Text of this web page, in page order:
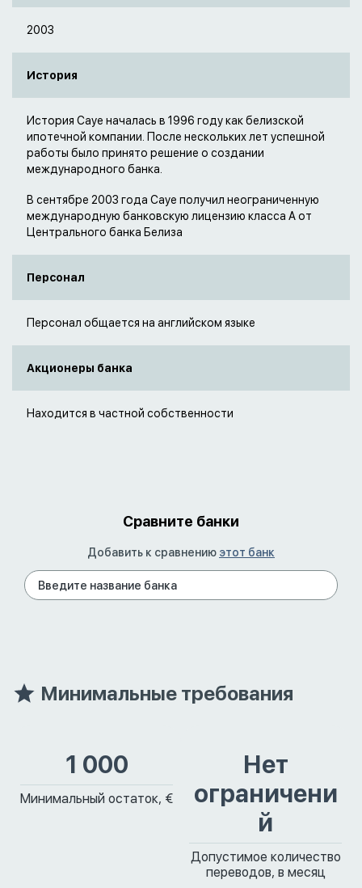
2003
История
История Caye началась в 1996 году как белизской
ипотечной компании. После нескольких лет успешной
работы было принято решение о создании
международного банка.
В сентябре 2003 года Caye получил неограниченную
международную банковскую лицензию класса А от
Центрального банка Белиза
Персонал
Персонал общается на английском языке
Акционеры банка
Находится в частной собственности
Сравните банки
Добавить к сравнению этот банк
Минимальные требования
1 000
Минимальный остаток, €
Нет
ограничени
й
Допустимое количество
переводов, в месяц